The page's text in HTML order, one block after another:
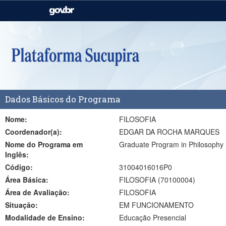
Casa Civil
Pecuária e Abastecimento
Dados Básicos do Programa
Nome:
FILOSOFIA
Coordenador(a):
EDGAR DA ROCHA MARQUES
Nome do Programa em
Inglês:
Graduate Program in Philosophy
Código:
31004016016P0
Área Básica:
FILOSOFIA (70100004)
Área de Avaliação:
FILOSOFIA
Situação:
EM FUNCIONAMENTO
Modalidade de Ensino:
Educação Presencial